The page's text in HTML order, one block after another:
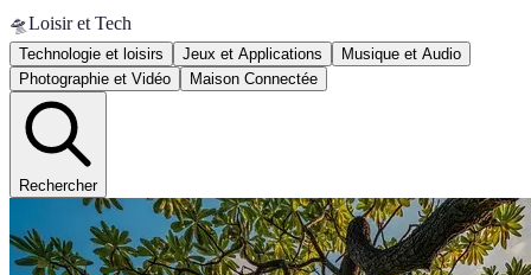
🛸Loisir et Tech
Technologie et loisirs Jeux et Applications
Musique et Audio
Photographie et Vidéo
Maison Connectée
Rechercher